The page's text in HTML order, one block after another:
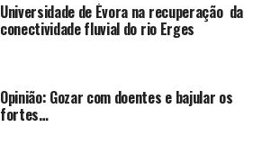
Universidade de Évora na recuperação da
conectividade fluvial do rio Erges
Opinião: Gozar com doentes e bajular os
fortes…